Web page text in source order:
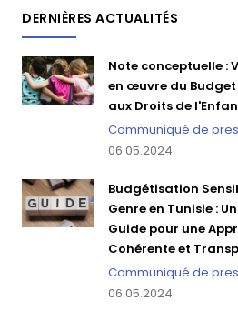
DERNIÈRES ACTUALITÉS
Note conceptuelle :
en œuvre du Budget
aux Droits de
Communiqué de
06.05.2024
Budgétisation
Genre en Tunisie :
Guide pour une
Cohérente et
Communiqué de
06.05.2024